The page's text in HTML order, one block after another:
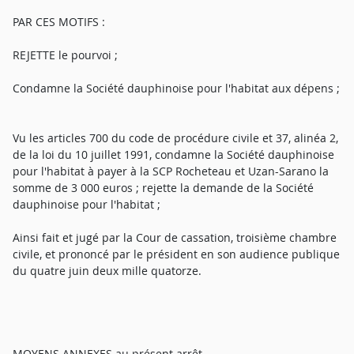
PAR CES MOTIFS :
REJETTE le pourvoi ;
Condamne la Société dauphinoise pour l'habitat aux dépens ;
Vu les articles 700 du code de procédure civile et 37, alinéa 2,
de la loi du 10 juillet 1991, condamne la Société dauphinoise
pour l'habitat à payer à la SCP Rocheteau et Uzan-Sarano la
somme de 3 000 euros ; rejette la demande de la Société
dauphinoise pour l'habitat ;
Ainsi fait et jugé par la Cour de cassation, troisième chambre
civile, et prononcé par le président en son audience publique
du quatre juin deux mille quatorze.